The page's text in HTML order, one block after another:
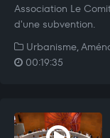
Association Le
d'une subvention.
Urbanisme,
00:19:35